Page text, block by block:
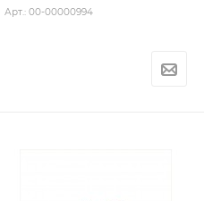
Арт.: 00-00000994